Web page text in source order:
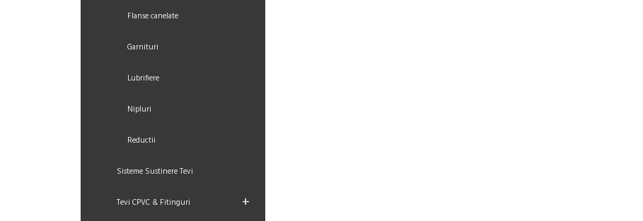
Flanse canelate
Garnituri
Lubrifiere
Nipluri
Reductii
Sisteme Sustinere Tevi
Tevi CPVC & Fitinguri +